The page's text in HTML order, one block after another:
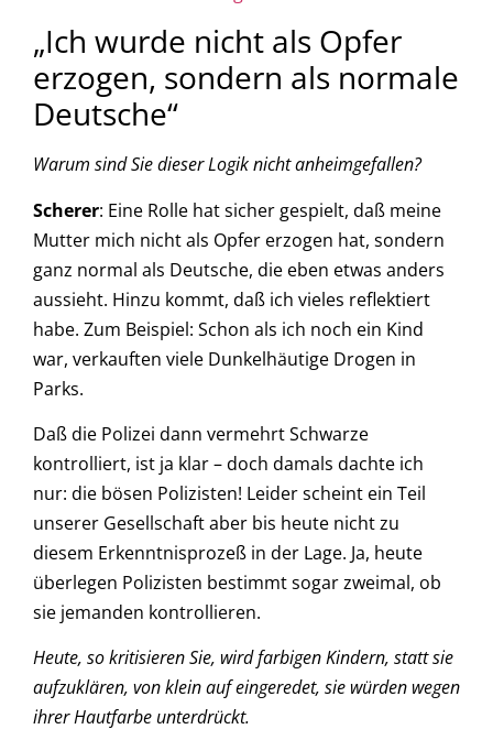
„Ich wurde nicht als Opfer
erzogen, sondern als normale
Deutsche“
Warum sind Sie dieser Logik nicht anheimgefallen?
Scherer: Eine Rolle hat sicher gespielt, daß meine
Mutter mich nicht als Opfer erzogen hat, sondern
ganz normal als Deutsche, die eben etwas anders
aussieht. Hinzu kommt, daß ich vieles reflektiert
habe. Zum Beispiel: Schon als ich noch ein Kind
war, verkauften viele Dunkelhäutige Drogen in
Parks.
Daß die Polizei dann vermehrt Schwarze
kontrolliert, ist ja klar – doch damals dachte ich
nur: die bösen Polizisten! Leider scheint ein Teil
unserer Gesellschaft aber bis heute nicht zu
diesem Erkenntnisprozeß in der Lage. Ja, heute
überlegen Polizisten bestimmt sogar zweimal, ob
sie jemanden kontrollieren.
Heute, so kritisieren Sie, wird farbigen Kindern, statt sie
aufzuklären, von klein auf eingeredet, sie würden wegen
ihrer Hautfarbe unterdrückt.